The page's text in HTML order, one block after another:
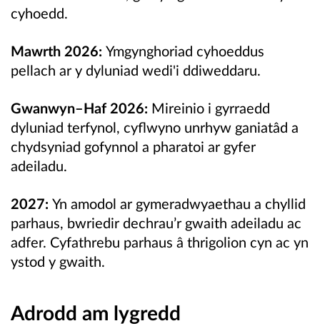
cyhoedd.
Mawrth 2026: Ymgynghoriad cyhoeddus
pellach ar y dyluniad wedi'i ddiweddaru.
Gwanwyn–Haf 2026: Mireinio i gyrraedd
dyluniad terfynol, cyflwyno unrhyw ganiatâd a
chydsyniad gofynnol a pharatoi ar gyfer
adeiladu.
2027: Yn amodol ar gymeradwyaethau a chyllid
parhaus, bwriedir dechrau’r gwaith adeiladu ac
adfer. Cyfathrebu parhaus â thrigolion cyn ac yn
ystod y gwaith.
Adrodd am lygredd